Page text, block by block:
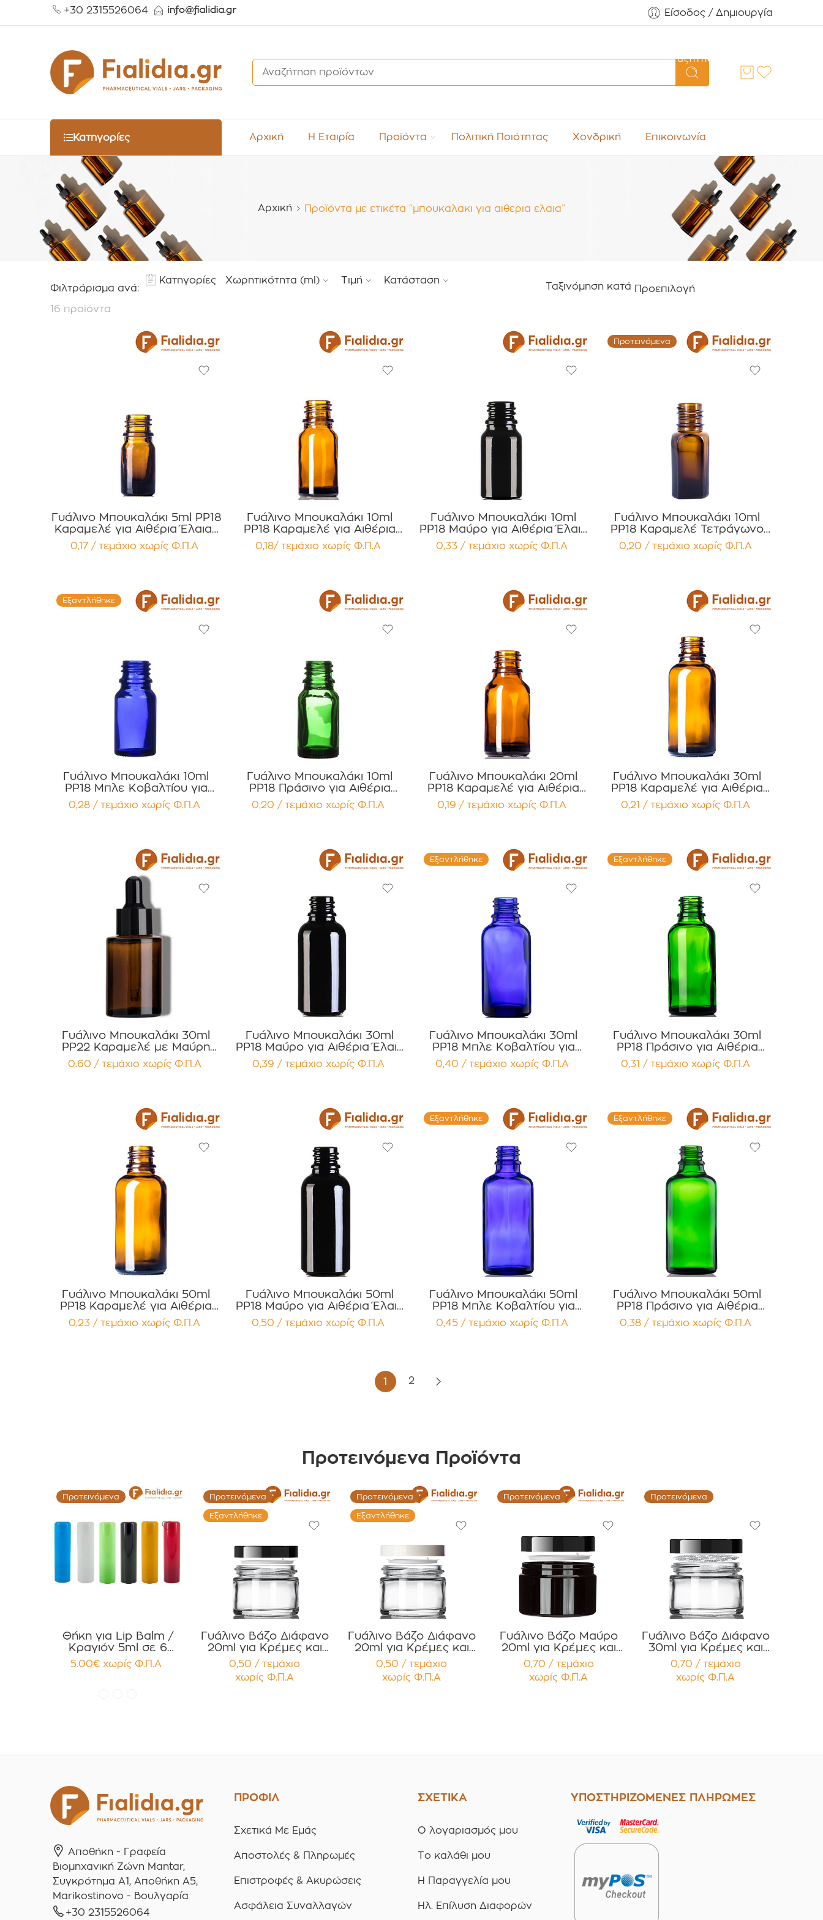
+30 2315526064 Είσοδος / Δημιουργία
Αναζήτηση
Κατηγορίες Αρχική Η Εταιρία Προϊόντα Πολιτική Ποιότητας Χονδρική Επικοινωνία
Αρχική Προϊόντα με ετικέτα “μπουκαλακι για αιθερια ελαια”
Φιλτράρισμα ανά:
Κατηγορίες Χωρητικότητα (ml) Τιμή Κατάσταση
16 προϊόντα
Ταξινόμηση κατά Προεπιλογή
Γυάλινο Μπουκαλάκι 5ml PP18
Καραμελέ για Αιθέρια Έλαια ,
Βάμματα , Αρώματα
Συσκευασία 12 τεμαχίων
0,17 / τεμάχιο χωρίς Φ.Π.Α
Γυάλινο Μπουκαλάκι 10ml
PP18 Καραμελέ για Αιθέρια
Έλαια , Βάμματα , Αρώματα
Συσκευασία 12 τεμαχίων
0,18/ τεμάχιο χωρίς Φ.Π.Α
Γυάλινο Μπουκαλάκι 10ml
PP18 Μαύρο για Αιθέρια Έλαια
, Βάμματα , Αρώματα
Συσκευασία 12 τεμαχίων
0,33 / τεμάχιο χωρίς Φ.Π.Α
Προτεινόμενα
Γυάλινο Μπουκαλάκι 10ml
PP18 Καραμελέ Τετράγωνο
για Αιθέρια Έλαια Συσκευασία
12 τεμαχίων
0,20 / τεμάχιο χωρίς Φ.Π.Α
Εξαντλήθηκε
Γυάλινο Μπουκαλάκι 10ml
PP18 Μπλε Κοβαλτίου για
Αιθέρια Έλαια , Βάμματα ,
Αρώματα Συσκευασία 12
0,28 / τεμάχιο χωρίς Φ.Π.Α
Γυάλινο Μπουκαλάκι 10ml
PP18 Πράσινο για Αιθέρια
Έλαια, Βάμματα Συσκευασία 12
τεμαχίων
0,20 / τεμάχιο χωρίς Φ.Π.Α
Γυάλινο Μπουκαλάκι 20ml
PP18 Καραμελέ για Αιθέρια
Έλαια , Βάμματα , Αρώματα
Συσκευασία 12 τεμαχίων
0,19 / τεμάχιο χωρίς Φ.Π.Α
Γυάλινο Μπουκαλάκι 30ml
PP18 Καραμελέ για Αιθέρια
Έλαια , Βάμματα , Αρώματα
Συσκευασία 12 τεμαχίων
0,21 / τεμάχιο χωρίς Φ.Π.Α
Γυάλινο Μπουκαλάκι 30ml
PP22 Καραμελέ με Μαύρη
πιπέττα Αλουμινίου για Serum
, Αιθέρια Έλαια,φαρμακευτικά
0.60 / τεμάχιο χωρίς Φ.Π.Α
Γυάλινο Μπουκαλάκι 30ml
PP18 Μαύρο για Αιθέρια Έλαια
,Βάμματα ,Αρώματα
Συσκευασία 12 τεμαχίων
0,39 / τεμάχιο χωρίς Φ.Π.Α
Εξαντλήθηκε
Γυάλινο Μπουκαλάκι 30ml
PP18 Μπλε Κοβαλτίου για
Αιθέρια Έλαια ,Βάμματα,
Αρώματα Συσκευασία 12
0,40 / τεμάχιο χωρίς Φ.Π.Α
Εξαντλήθηκε
Γυάλινο Μπουκαλάκι 30ml
PP18 Πράσινο για Αιθέρια
Έλαια, Βάμματα Συσκευασία 12
τεμαχίων
0,31 / τεμάχιο χωρίς Φ.Π.Α
Γυάλινο Μπουκαλάκι 50ml
PP18 Καραμελέ για Αιθέρια
Έλαια , Βάμματα , Αρώματα
Συσκευασία 12 τεμαχίων
0,23 / τεμάχιο χωρίς Φ.Π.Α
Γυάλινο Μπουκαλάκι 50ml
PP18 Μαύρο για Αιθέρια Έλαια
, Βάμματα , Αρώματα
Συσκευασία 12 τεμαχίων
0,50 / τεμάχιο χωρίς Φ.Π.Α
Εξαντλήθηκε
Γυάλινο Μπουκαλάκι 50ml
PP18 Μπλε Κοβαλτίου για
Αιθέρια Έλαια, Βάμματα
Συσκευασία 12 τεμαχίων
0,45 / τεμάχιο χωρίς Φ.Π.Α
Εξαντλήθηκε
Γυάλινο Μπουκαλάκι 50ml
PP18 Πράσινο για Αιθέρια
Έλαια, Βάμματα Συσκευασία 12
τεμαχίων
0,38 / τεμάχιο χωρίς Φ.Π.Α
1 2
Προτεινόμενα Προϊόντα
Προτεινόμενα
Θήκη για Lip Balm /
Κραγιόν 5ml σε 6
χρώματα Πακέτο 10τεμ.
5.00€ χωρίς Φ.Π.Α
Προτεινόμενα
Εξαντλήθηκε
Γυάλινο Βάζο Διάφανο
20ml για Κρέμες και
Κηραλοιφές με Μαύρο
Γυαλιστερό Καπάκι
Παρέμβυσμα
0,50 / τεμάχιο
χωρίς Φ.Π.Α
Προτεινόμενα
Εξαντλήθηκε
Γυάλινο Βάζο Διάφανο
20ml για Κρέμες και
Κηραλοιφές με Άσπρο
Γυαλιστερό Καπάκι
Παρέμβυσμα
0,50 / τεμάχιο
χωρίς Φ.Π.Α
Προτεινόμενα
Γυάλινο Βάζο Μαύρο
20ml για Κρέμες και
Κηραλοιφές με Μαύρο
Γυαλιστερό Καπάκι
Παρέμβυσμα
0,70 / τεμάχιο
χωρίς Φ.Π.Α
Προτεινόμενα
Γυάλινο Βάζο Διάφανο
30ml για Κρέμες και
Κηραλοιφές με Μαύρο
Γυαλιστερό Καπάκι PP
Liner Συσκευασία 12
0,70 / τεμάχιο
χωρίς Φ.Π.Α
Αποθήκη - Γραφεία
Βιομηχανική Ζώνη Mantar,
Συγκρότημα A1, Αποθήκη Α5,
Marikostinovo - Βουλγαρία
+30 2315526064
ΠΡΟΦΙΛ
Σχετικά Με Εμάς
Αποστολές & Πληρωμές
Επιστροφές & Ακυρώσεις
Ασφάλεια Συναλλαγών
ΣΧΕΤΙΚΑ
Ο λογαριασμός μου
Το καλάθι μου
Η Παραγγελία μου
Ηλ. Επίλυση Διαφορών
ΥΠΟΣΤΗΡΙΖΟΜΕΝΕΣ ΠΛΗΡΩΜΕΣ